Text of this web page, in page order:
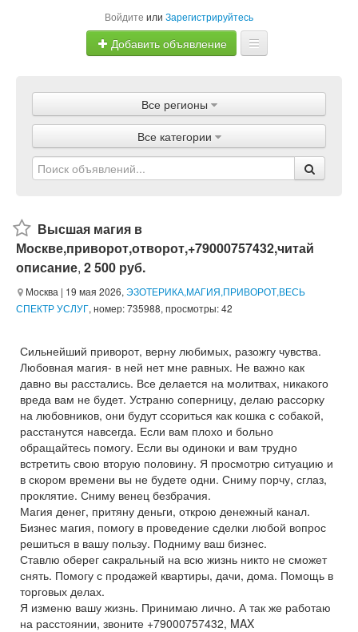
Войдите или Зарегистрируйтесь
Добавить объявление
Объявления
Магазины
Услуги
Все регионы
Все категории
Высшая магия в
Москве,приворот,отворот,+79000757432,читай
описание, 2 500 руб.
Москва | 19 мая 2026, ЭЗОТЕРИКА,МАГИЯ,ПРИВОРОТ,ВЕСЬ
СПЕКТР УСЛУГ, номер: 735988, просмотры: 42
Сильнейший приворот, верну любимых, разожгу чувства.
Любовная магия- в ней нет мне равных. Не важно как
давно вы расстались. Все делается на молитвах, никакого
вреда вам не будет. Устраню соперницу, делаю рассорку
на любовников, они будут ссориться как кошка с собакой,
расстанутся навсегда. Если вам плохо и больно
обращайтесь помогу. Если вы одиноки и вам трудно
встретить свою вторую половину. Я просмотрю ситуацию и
в скором времени вы не будете одни. Сниму порчу, сглаз,
проклятие. Сниму венец безбрачия.
Магия денег, притяну деньги, открою денежный канал.
Бизнес магия, помогу в проведение сделки любой вопрос
решиться в вашу пользу. Подниму ваш бизнес.
Ставлю оберег сакральный на всю жизнь никто не сможет
снять. Помогу с продажей квартиры, дачи, дома. Помощь в
торговых делах.
Я изменю вашу жизнь. Принимаю лично. А так же работаю
на расстоянии, звоните +79000757432, MAX